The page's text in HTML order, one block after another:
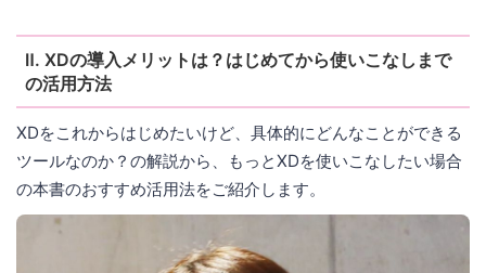
Ⅱ. XDの導入メリットは？はじめてから使いこなしまで
の活用方法
XDをこれからはじめたいけど、具体的にどんなことができる
ツールなのか？の解説から、もっとXDを使いこなしたい場合
の本書のおすすめ活用法をご紹介します。